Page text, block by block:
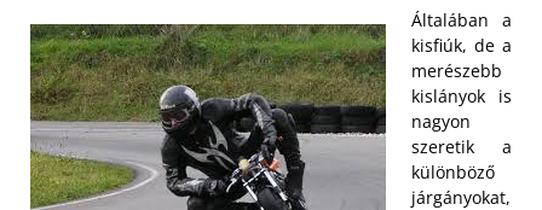
Általában a
kisfiúk, de a
merészebb
kislányok is
nagyon
szeretik a
különböző
járgányokat,